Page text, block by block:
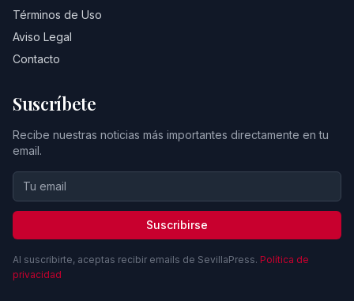
Términos de Uso
Aviso Legal
Contacto
Suscríbete
Recibe nuestras noticias más importantes directamente en tu
email.
Suscribirse
Al suscribirte, aceptas recibir emails de SevillaPress. Política de
privacidad